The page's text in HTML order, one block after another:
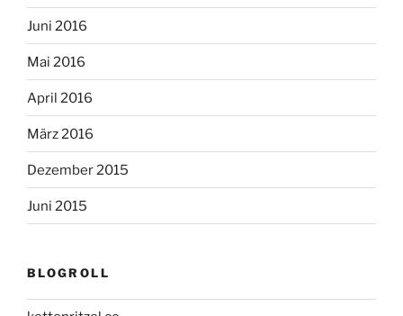
Juni 2016
Mai 2016
April 2016
März 2016
Dezember 2015
Juni 2015
BLOGROLL